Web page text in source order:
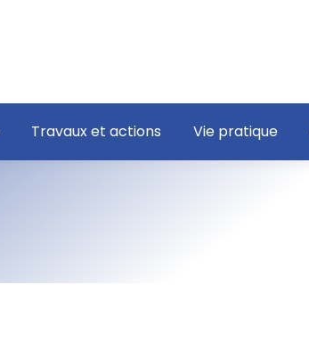
Travaux et actions Vie pratique